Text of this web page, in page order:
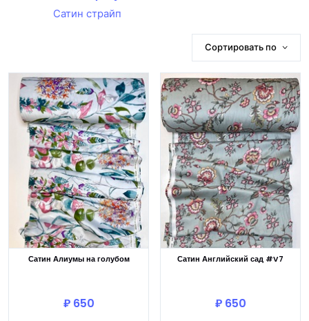
Сатин страйп
Сортировать по
Сатин Алиумы на голубом
₽ 650
Сатин Английский сад #V7
₽ 650